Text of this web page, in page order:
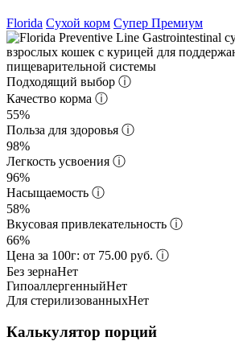
Florida Сухой корм Супер Премиум
Подходящий выбор ⓘ
Качество корма ⓘ
55%
Польза для здоровья ⓘ
98%
Легкость усвоения ⓘ
96%
Насыщаемость ⓘ
58%
Вкусовая привлекательность ⓘ
66%
Цена за 100г: от 75.00 руб. ⓘ
Без зернаНет
ГипоаллергенныйНет
Для стерилизованныхНет
Калькулятор порций